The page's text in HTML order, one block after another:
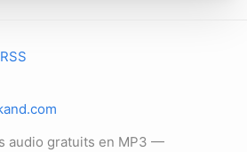
audio gratuits en MP3 —